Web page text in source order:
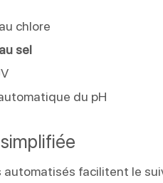
chlore
sel
du pH
automatisés facilitent le